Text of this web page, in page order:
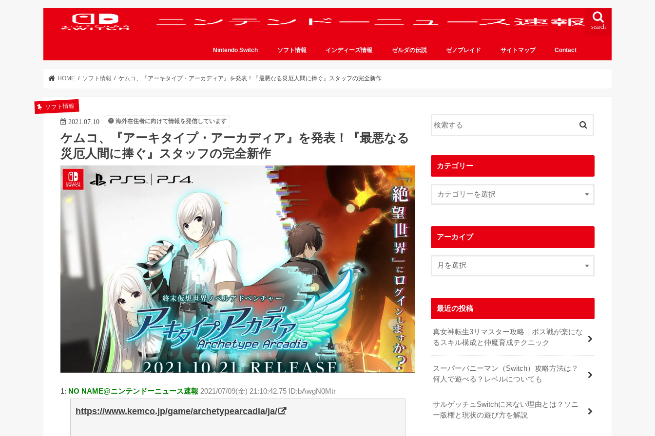
search
Nintendo Switch ソフト情報 インディーズ情報 ゼルダの伝説 ゼノブレイド サイトマップ Contact
HOME ソフト情報 ケムコ、『アーキタイプ・アーカディア』を発表！『最悪なる災厄人間に捧ぐ』スタッフの完全新作
ソフト情報
2021.07.10 海外在住者に向けて情報を発信しています
ケムコ、『アーキタイプ・アーカディア』を発表！『最悪なる
災厄人間に捧ぐ』スタッフの完全新作
1: NO NAME@ニンテンドーニュース速報 2021/07/09(金) 21:10:42.75 ID:bAwgN0Mtr
https://www.kemco.jp/game/archetypearcadia/ja/
カテゴリー
アーカイブ
最近の投稿
真女神転生3リマスター攻略｜ボス戦が楽にな
るスキル構成と仲魔育成テクニック
スーパーバニーマン（Switch）攻略方法は？
何人で遊べる？レベルについても
サルゲッチュSwitchに来ない理由とは？ソニ
ー版権と現状の遊び方を解説